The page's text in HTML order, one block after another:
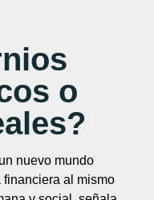
o
nuevo mundo
al mismo